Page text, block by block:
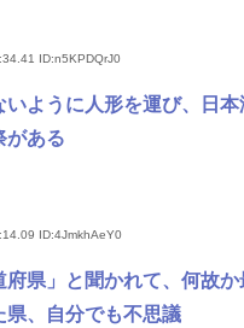
ID:n5KPDQrJ0
いように人形を運び、日
がある
ID:4JmkhAeY0
府県」と聞かれて、何故
県、自分でも不思議